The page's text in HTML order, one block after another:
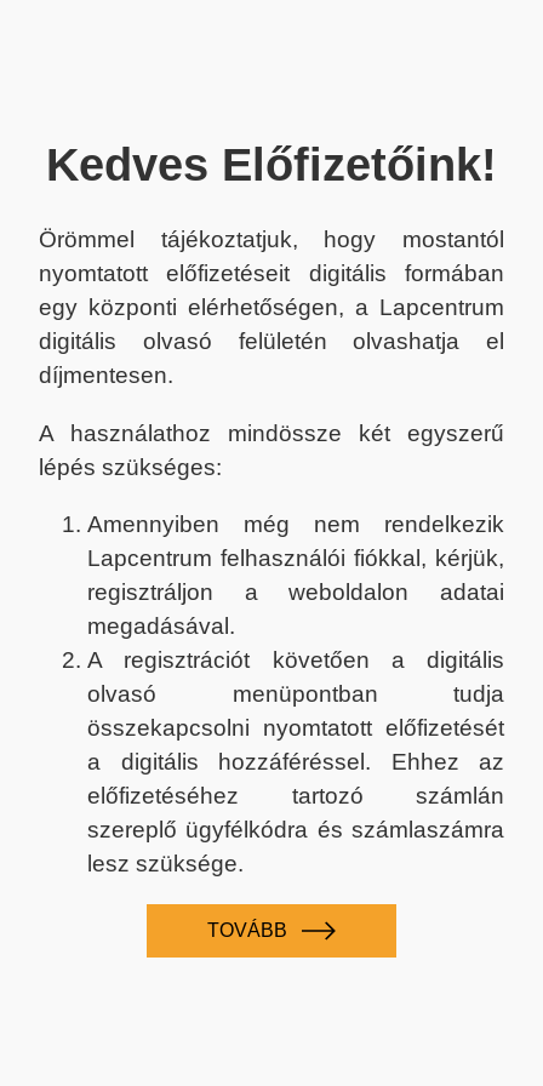
Kedves Előfizetőink!
Örömmel tájékoztatjuk, hogy mostantól
nyomtatott előfizetéseit digitális formában
egy központi elérhetőségen, a Lapcentrum
digitális olvasó felületén olvashatja el
díjmentesen.
A használathoz mindössze két egyszerű
lépés szükséges:
Amennyiben még nem rendelkezik
Lapcentrum felhasználói fiókkal, kérjük,
regisztráljon a weboldalon adatai
megadásával.
A regisztrációt követően a digitális
olvasó menüpontban tudja
összekapcsolni nyomtatott előfizetését
a digitális hozzáféréssel. Ehhez az
előfizetéséhez tartozó számlán
szereplő ügyfélkódra és számlaszámra
lesz szüksége.
TOVÁBB